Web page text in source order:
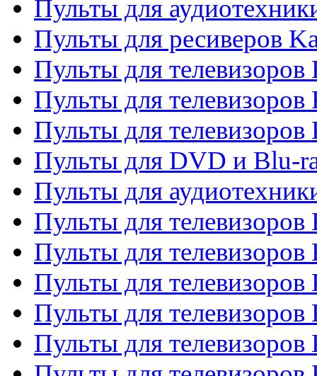
Пульты для
Пульты для ресиверов
Пульты для телевизоров
Пульты для телевизоров
Пульты для телевизоров
Пульты для DVD и Blu-
Пульты для
Пульты для
Пульты для телевизоров
Пульты для телевизоров
Пульты для телевизоров
Пульты для